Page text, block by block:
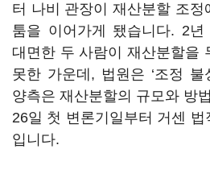
터 나비 관장이 재산분할 조
툼을 이어가게 됐습니다. 2년
대면한 두 사람이 재산분할을
못한 가운데, 법원은 ‘조정 불
양측은 재산분할의 규모와 방
26일 첫 변론기일부터 거센
입니다.